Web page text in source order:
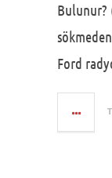
Bulunur?
Ford